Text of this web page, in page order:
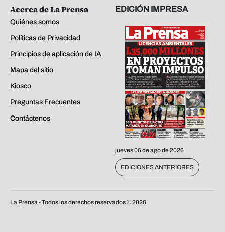
Acerca de La Prensa
Quiénes somos
Políticas de Privacidad
Principios de aplicación de IA
Mapa del sitio
Kiosco
Preguntas Frecuentes
Contáctenos
EDICIÓN IMPRESA
jueves 06 de ago de 2026
EDICIONES ANTERIORES
La Prensa - Todos los derechos reservados ©2026